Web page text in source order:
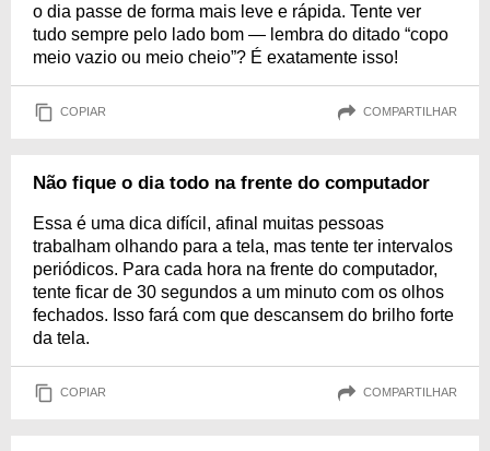
o dia passe de forma mais leve e rápida. Tente ver
tudo sempre pelo lado bom — lembra do ditado “copo
meio vazio ou meio cheio”? É exatamente isso!
COPIAR COMPARTILHAR
Não fique o dia todo na frente do computador
Essa é uma dica difícil, afinal muitas pessoas
trabalham olhando para a tela, mas tente ter intervalos
periódicos. Para cada hora na frente do computador,
tente ficar de 30 segundos a um minuto com os olhos
fechados. Isso fará com que descansem do brilho forte
da tela.
COPIAR COMPARTILHAR